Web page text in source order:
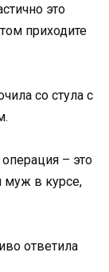
это
приходите
со стула с
– это
муж в курсе,
ответила